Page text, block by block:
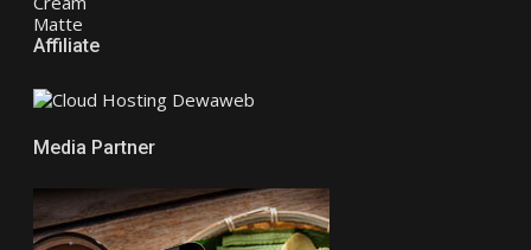
Affiliate
Media Partner